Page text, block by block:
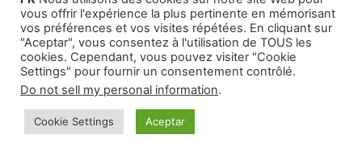
Audiolibros Autoayuda
Cuentos infantiles
© 2026 Montse Valls - Juan Genovés
GeneratePress
vous offrir l'expérience la plus pertinente en mémorisant
vos préférences et vos visites répétées. En cliquant sur
"Aceptar", vous consentez à l'utilisation de TOUS les
cookies. Cependant, vous pouvez visiter "Cookie
Settings" pour fournir un consentement contrôlé.
Do not sell my personal information.
Cookie Settings Aceptar